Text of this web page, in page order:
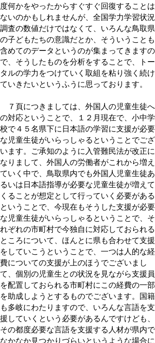
度何かをやったからすぐすぐ回復することは
ないのかもしれませんが、全国学力学習状況
調査の数値だけではなくて、いろんな鳥取県
の子どもたちの意識だとか、そういうことも
含めてのデータというのが集まってきますの
で、そうしたものを分析をすることで、トー
タルの学力をつけていく取組を粘り強く続け
ていきたいというふうに思っております。
７頁につきましては、外国人の児童生徒へ
の対応ということで、１２月現在で、小中学
校で４５名県下に日本語の学習に支援が必要
な児童生徒がいらっしゃるということでござ
います。ご承知のように入管難民法が改正に
なりまして、外国人の労働者がこれから増え
ていく中で、鳥取県内でも外国人児童生徒あ
るいは日本語指導が必要な児童生徒が増えて
くることが想定として行っていく必要がある
ということで、今現在もそうした支援が必要
な児童生徒がいらっしゃるということで、そ
れぞれの市町村で今独自に対応しておられる
ところについて、ほんとに県も合わせて支援
をしていこうということで、一つは人的な経
費についての支援が上のほうでございまし
て、個別の児童生との状況を見ながら支援員
を配置しておられる市町村にこの経費の一部
を助成しようとするものでございます。国籍
も多岐にわたりますので、いろんな言語を支
援していくという必要があるんですけども、
その都度必要な言語を支援する人材が県内で
なかなか見つかりづらいというような場合に